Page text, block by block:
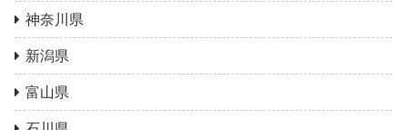
神奈川県
新潟県
富山県